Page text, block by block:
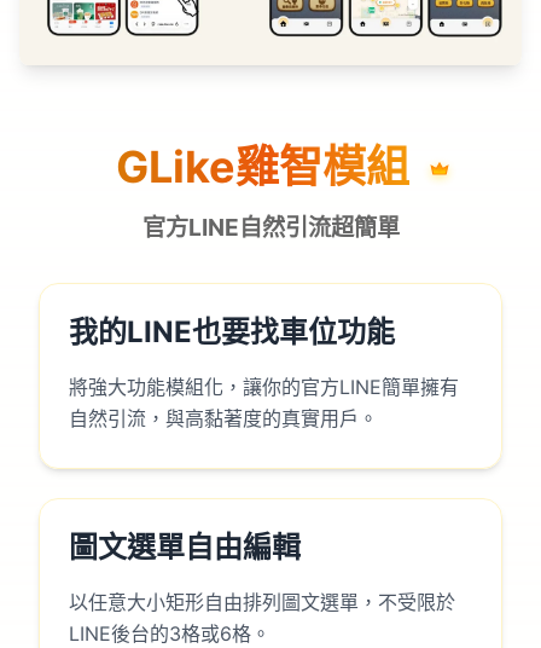
GLike雞智模組
官方LINE自然引流超簡單
我的LINE也要找車位功能
將強大功能模組化，讓你的官方LINE簡單擁有
自然引流，與高黏著度的真實用戶。
圖文選單自由編輯
以任意大小矩形自由排列圖文選單，不受限於
LINE後台的3格或6格。